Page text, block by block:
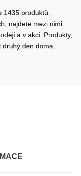
1435 produktů.
najdete mezi nimi
a v akci. Produkty,
den doma.